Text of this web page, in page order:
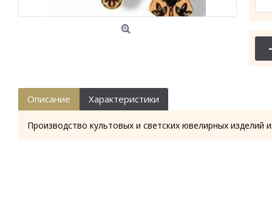
-
Описание Характеристики
Производство культовых и светских ювелирных изделий